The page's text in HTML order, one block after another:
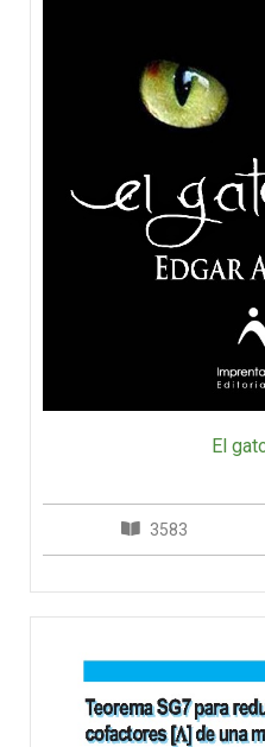
El
3583